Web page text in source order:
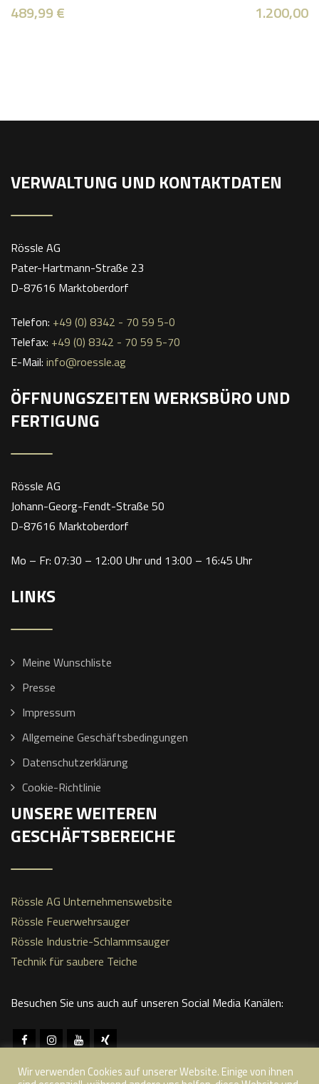
489,99€
1.200,00
VERWALTUNG UND KONTAKTDATEN
Rössle AG
Pater-Hartmann-Straße 23
D-87616 Marktoberdorf
Telefon: +49 (0) 8342 - 70 59 5-0
Telefax: +49 (0) 8342 - 70 59 5-70
E-Mail: info@roessle.ag
ÖFFNUNGSZEITEN WERKSBÜRO UND
FERTIGUNG
Rössle AG
Johann-Georg-Fendt-Straße 50
D-87616 Marktoberdorf
Mo – Fr: 07:30 – 12:00 Uhr und 13:00 – 16:45 Uhr
LINKS
Meine Wunschliste
Presse
Impressum
Allgemeine Geschäftsbedingungen
Datenschutzerklärung
Cookie-Richtlinie
UNSERE WEITEREN
GESCHÄFTSBEREICHE
Rössle AG Unternehmenswebsite
Rössle Feuerwehrsauger
Rössle Industrie-Schlammsauger
Technik für saubere Teiche
Besuchen Sie uns auch auf unseren Social Media Kanälen:
Wir verwenden Cookies auf unserer Website. Einige von ihnen